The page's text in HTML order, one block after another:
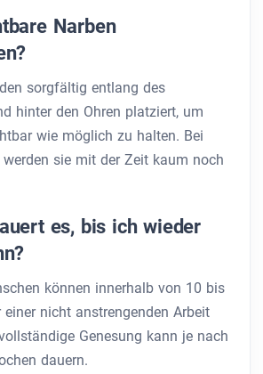
Narben
sorgfältig entlang des
hinter den Ohren platziert, um
wie möglich zu halten. Bei
sie mit der Zeit kaum noch
es, bis ich wieder
können innerhalb von 10 bis
einer nicht anstrengenden Arbeit
Genesung kann je nach
dauern.